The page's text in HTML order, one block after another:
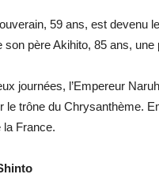
59 ans, est devenu
son père Akihito, 85 ans,
journées, l’Empereur
le trône du Chrysanthème.
la France.